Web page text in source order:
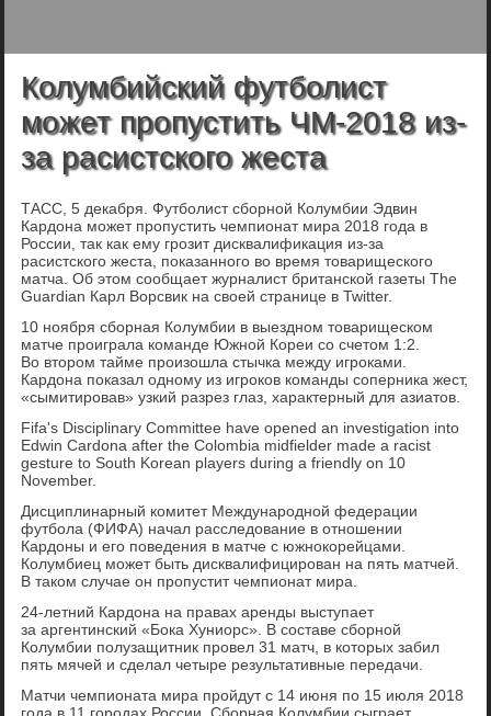
Колумбийский футболист
может пропустить ЧМ-2018 из-
за расистского жеста
ТАСС, 5 декабря. Футболист сборной Колумбии Эдвин
Кардона может пропустить чемпионат мира 2018 года в
России, так как ему грозит дисквалификация из-за
расистского жеста, показанного во время товарищеского
матча. Об этом сообщает журналист британской газеты The
Guardian Карл Ворсвик на своей странице в Twitter.
10 ноября сборная Колумбии в выездном товарищеском
матче проиграла команде Южной Кореи со счетом 1:2.
Во втором тайме произошла стычка между игроками.
Кардона показал одному из игроков команды соперника жест,
«сымитировав» узкий разрез глаз, характерный для азиатов.
Fifa's Disciplinary Committee have opened an investigation into
Edwin Cardona after the Colombia midfielder made a racist
gesture to South Korean players during a friendly on 10
November.
Дисциплинарный комитет Международной федерации
футбола (ФИФА) начал расследование в отношении
Кардоны и его поведения в матче с южнокорейцами.
Колумбиец может быть дисквалифицирован на пять матчей.
В таком случае он пропустит чемпионат мира.
24-летний Кардона на правах аренды выступает
за аргентинский «Бока Хуниорс». В составе сборной
Колумбии полузащитник провел 31 матч, в которых забил
пять мячей и сделал четыре результативные передачи.
Матчи чемпионата мира пройдут с 14 июня по 15 июля 2018